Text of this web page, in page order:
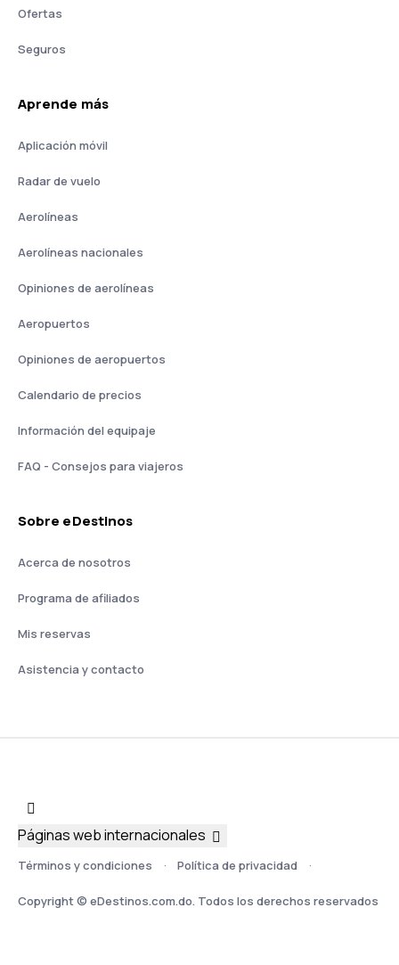
Ofertas
Seguros
Aprende más
Aplicación móvil
Radar de vuelo
Aerolíneas
Aerolíneas nacionales
Opiniones de aerolíneas
Aeropuertos
Opiniones de aeropuertos
Calendario de precios
Información del equipaje
FAQ - Consejos para viajeros
Sobre eDestinos
Acerca de nosotros
Programa de afiliados
Mis reservas
Asistencia y contacto
Términos y condiciones Política de privacidad
Copyright © eDestinos.com.do. Todos los derechos reservados
Páginas web internacionales